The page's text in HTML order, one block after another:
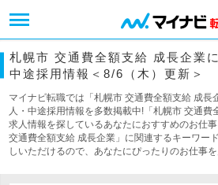
札幌市 交通費全額支給 成長企業
中途採用情報＜8/6（木）更新＞
マイナビ転職では「札幌市 交通費全額支給 成長
人・中途採用情報を多数掲載中!「札幌市 交通費
求人情報を探しているあなたにおすすめのお仕
交通費全額支給 成長企業」に関連するキーワー
しいただけるので、あなたにぴったりのお仕事